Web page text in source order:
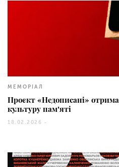
МЕМОРІАЛ
Проєкт «Недописані»
культуру памʼяті
18.02.2026 -